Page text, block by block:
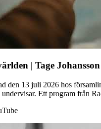
| Tage Johansson
den 13 juli 2026 hos
undervisar. Ett program från